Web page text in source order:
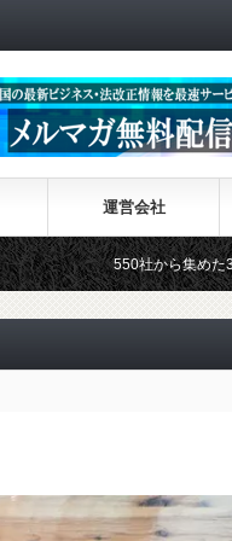
運営会社
550社から集めた30カ国の最新ビ